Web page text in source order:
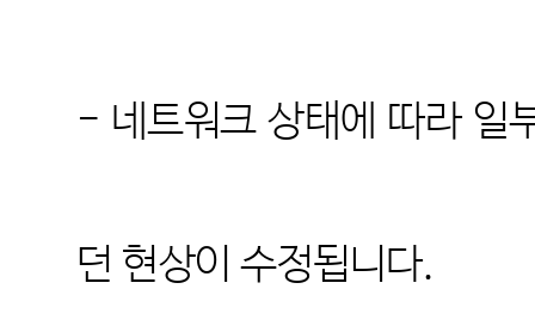
- 네트워크 상태에 따라 일
던 현상이 수정됩니 다.